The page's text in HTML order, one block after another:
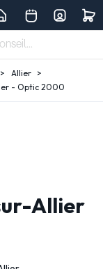
Allier
- Optic 2000
Allier